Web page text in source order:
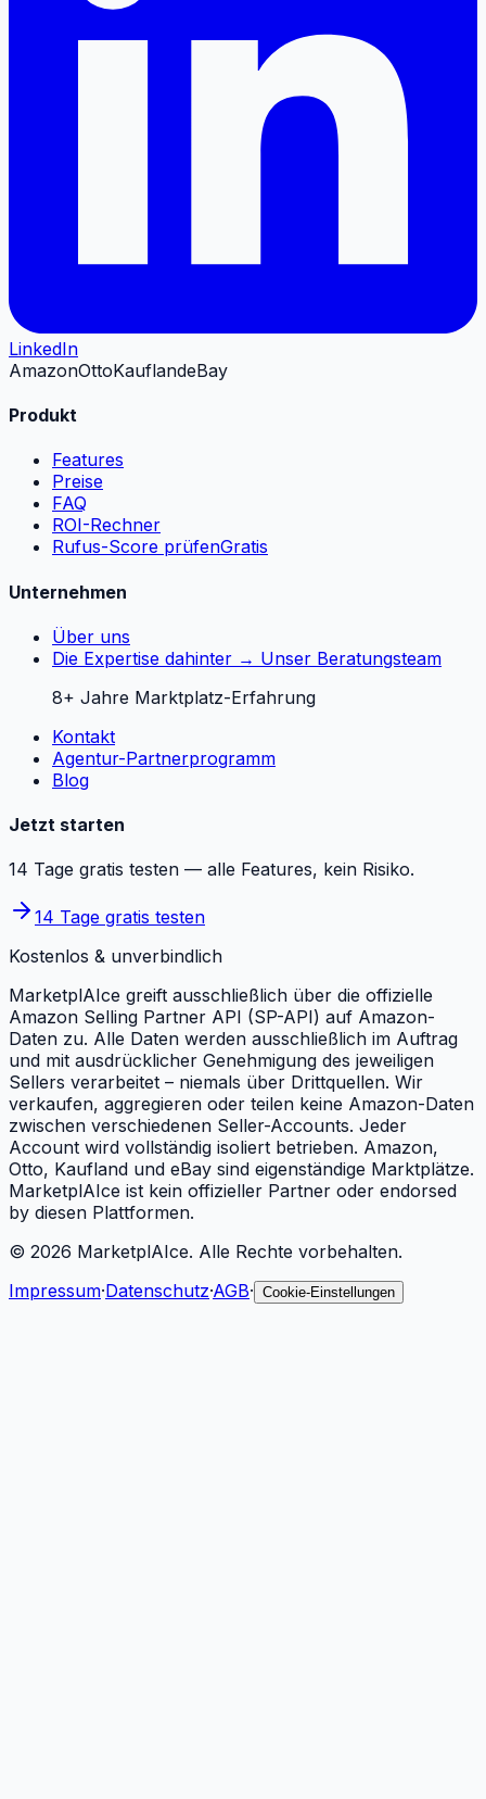
LinkedIn
AmazonOttoKauflandeBay
Produkt
Features
Preise
FAQ
ROI-Rechner
Rufus-Score prüfenGratis
Unternehmen
Über uns
Die Expertise dahinter → Unser Beratungsteam
8+ Jahre Marktplatz-Erfahrung
Kontakt
Agentur-Partnerprogramm
Blog
Jetzt starten
14 Tage gratis testen — alle Features, kein Risiko.
14 Tage gratis testen
Kostenlos & unverbindlich
MarketplAIce greift ausschließlich über die offizielle
Amazon Selling Partner API (SP-API) auf Amazon-
Daten zu. Alle Daten werden ausschließlich im Auftrag
und mit ausdrücklicher Genehmigung des jeweiligen
Sellers verarbeitet – niemals über Drittquellen. Wir
verkaufen, aggregieren oder teilen keine Amazon-Daten
zwischen verschiedenen Seller-Accounts. Jeder
Account wird vollständig isoliert betrieben. Amazon,
Otto, Kaufland und eBay sind eigenständige Marktplätze.
MarketplAIce ist kein offizieller Partner oder endorsed
by diesen Plattformen.
© 2026 MarketplAIce. Alle Rechte vorbehalten.
Impressum·Datenschutz·AGB· Cookie-Einstellungen